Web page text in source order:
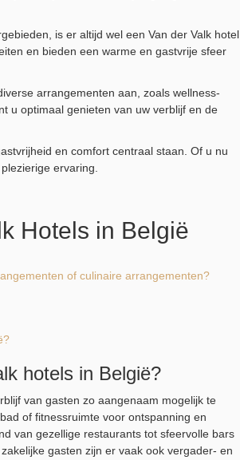
is er altijd wel een Van der Valk hotel
en bieden een warme en gastvrije sfeer
arrangementen aan, zoals wellness-
u optimaal genieten van uw verblijf en de
en comfort centraal staan. Of u nu
ervaring.
Hotels in België
of culinaire arrangementen?
hotels in België?
van gasten zo aangenaam mogelijk te
of fitnessruimte voor ontspanning en
van gezellige restaurants tot sfeervolle bars
gasten zijn er vaak ook vergader- en